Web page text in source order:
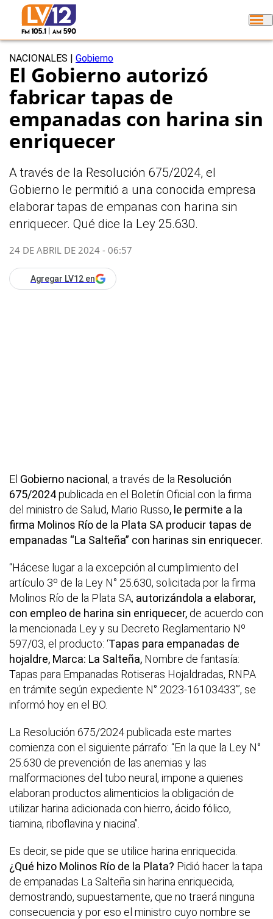
NACIONALES Gobierno
El Gobierno autorizó
fabricar tapas de
empanadas con harina sin
enriquecer
A través de la Resolución 675/2024, el
Gobierno le permitió a una conocida empresa
elaborar tapas de empanas con harina sin
enriquecer. Qué dice la Ley 25.630.
24 DE ABRIL DE 2024 - 06:57
Agregar LV12 en
El Gobierno nacional, a través de la Resolución
675/2024publicada en el Boletín Oficial con la firma
del ministro de Salud, Mario Russo, le permite a la
firma Molinos Río de la Plata SA producir tapas de
empanadas “La Salteña” con harinas sin enriquecer.
“Hácese lugar a la excepción al cumplimiento del
artículo 3º de la Ley N° 25.630, solicitada por la firma
Molinos Río de la Plata SA, autorizándola a elaborar,
con empleo de harina sin enriquecer, de acuerdo con
la mencionada Ley y su Decreto Reglamentario Nº
597/03, el producto: ‘Tapas para empanadas de
hojaldre, Marca: La Salteña, Nombre de fantasía:
Tapas para Empanadas Rotiseras Hojaldradas, RNPA
en trámite según expediente N° 2023-16103433’”, se
informó hoy en el BO.
La Resolución 675/2024 publicada este martes
comienza con el siguiente párrafo: “En la que la Ley N°
25.630 de prevención de las anemias y las
malformaciones del tubo neural, impone a quienes
elaboran productos alimenticios la obligación de
utilizar harina adicionada con hierro, ácido fólico,
tiamina, riboflavina y niacina”.
Es decir, se pide que se utilice harina enriquecida.
¿Qué hizo Molinos Río de la Plata? Pidió hacer la tapa
de empanadas La Salteña sin harina enriquecida,
demostrando, supuestamente, que no traerá ninguna
consecuencia y por eso el ministro cuyo nombre se